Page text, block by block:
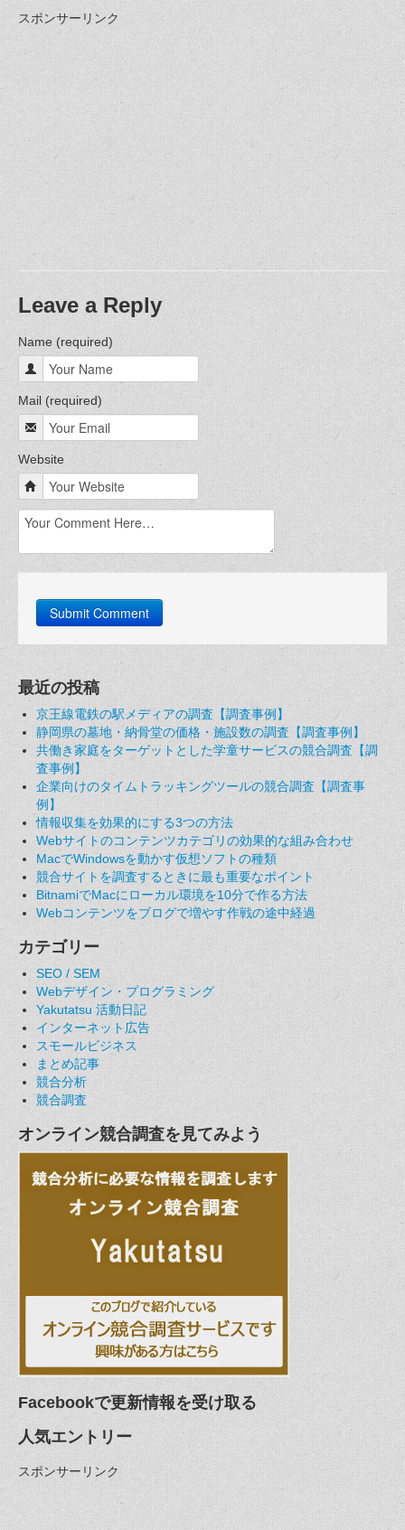
スポンサーリンク
Leave a Reply
Name (required)
Mail (required)
Website
最近の投稿
京王線電鉄の駅メディアの調査【調査事例】
静岡県の墓地・納骨堂の価格・施設数の調査【調査事例】
共働き家庭をターゲットとした学童サービスの競合調査【調
査事例】
企業向けのタイムトラッキングツールの競合調査【調査事
例】
情報収集を効果的にする3つの方法
Webサイトのコンテンツカテゴリの効果的な組み合わせ
MacでWindowsを動かす仮想ソフトの種類
競合サイトを調査するときに最も重要なポイント
BitnamiでMacにローカル環境を10分で作る方法
Webコンテンツをブログで増やす作戦の途中経過
カテゴリー
SEO / SEM
Webデザイン・プログラミング
Yakutatsu 活動日記
インターネット広告
スモールビジネス
まとめ記事
競合分析
競合調査
オンライン競合調査を見てみよう
Facebookで更新情報を受け取る
人気エントリー
スポンサーリンク